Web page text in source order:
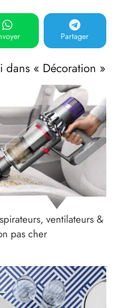
Partager
dans « Décoration »
ventilateurs &
pas cher